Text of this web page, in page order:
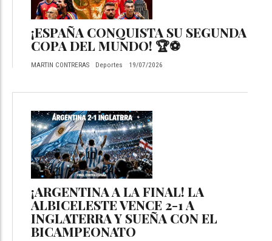
¡ESPAÑA CONQUISTA SU SEGUNDA
COPA DEL MUNDO! 🏆⚽
MARTIN CONTRERAS Deportes 19/07/2026
¡ARGENTINA A LA FINAL! LA
ALBICELESTE VENCE 2-1 A
INGLATERRA Y SUEÑA CON EL
BICAMPEONATO